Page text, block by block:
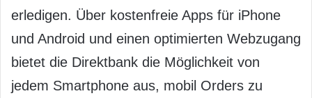
erledigen. Über kostenfreie Apps für iPhone
und Android und einen optimierten Webzugang
bietet die Direktbank die Möglichkeit von
jedem Smartphone aus, mobil Orders zu